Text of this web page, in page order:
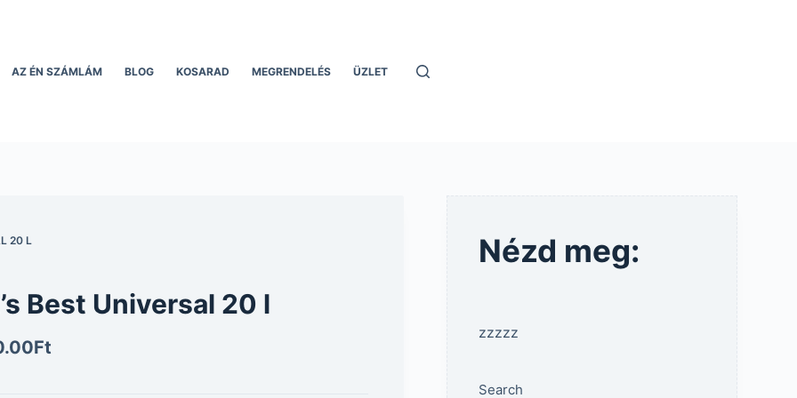
AZ ÉN SZÁMLÁM BLOG KOSARAD MEGRENDELÉS ÜZLET
20 L
Best Universal 20 l
Ft
Nézd meg:
zzzzz
Search